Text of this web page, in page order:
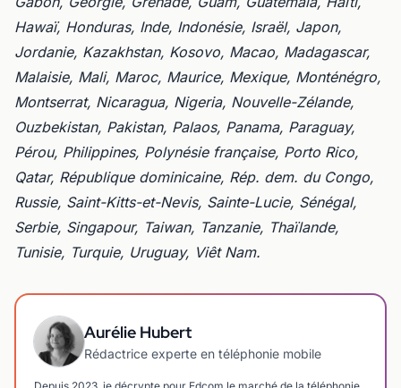
Hawaï, Honduras, Inde, Indonésie, Israël, Japon,
Jordanie, Kazakhstan, Kosovo, Macao, Madagascar,
Malaisie, Mali, Maroc, Maurice, Mexique, Monténégro,
Montserrat, Nicaragua, Nigeria, Nouvelle-Zélande,
Ouzbekistan, Pakistan, Palaos, Panama, Paraguay,
Pérou, Philippines, Polynésie française, Porto Rico,
Qatar, République dominicaine, Rép. dem. du Congo,
Russie, Saint-Kitts-et-Nevis, Sainte-Lucie, Sénégal,
Serbie, Singapour, Taiwan, Tanzanie, Thaïlande,
Tunisie, Turquie, Uruguay, Viêt Nam.
Aurélie Hubert
Rédactrice experte en téléphonie mobile